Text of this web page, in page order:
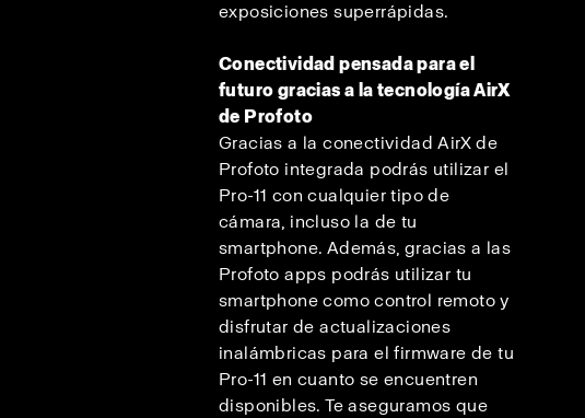
exposiciones superrápidas.
Conectividad pensada para el
futuro gracias a la tecnología AirX
de Profoto
Gracias a la conectividad AirX de
Profoto integrada podrás utilizar el
Pro-11 con cualquier tipo de
cámara, incluso la de tu
smartphone. Además, gracias a las
Profoto apps podrás utilizar tu
smartphone como control remoto y
disfrutar de actualizaciones
inalámbricas para el firmware de tu
Pro-11 en cuanto se encuentren
disponibles. Te aseguramos que